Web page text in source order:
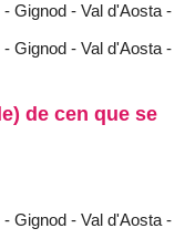
Gignod - Val d'Aosta -
Gignod - Val d'Aosta -
de cen que se
Gignod - Val d'Aosta -